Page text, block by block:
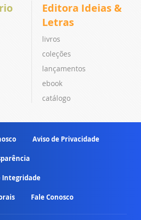
Editora Ideias &
Letras
livros
coleções
lançamentos
ebook
catálogo
Aviso de Privacidade
Integridade
Fale Conosco